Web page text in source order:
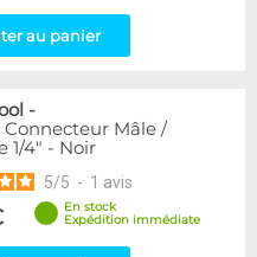
au panier
-
Connecteur Mâle /
1/4" - Noir
5/5 - 1 avis
En stock
Expédition immédiate